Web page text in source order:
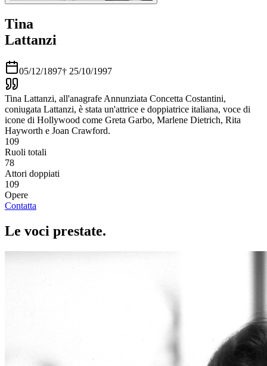
Tina
Lattanzi
05/12/1897† 25/10/1997
Tina Lattanzi, all'anagrafe Annunziata Concetta Costantini,
coniugata Lattanzi, è stata un'attrice e doppiatrice italiana, voce di
icone di Hollywood come Greta Garbo, Marlene Dietrich, Rita
Hayworth e Joan Crawford.
109
Ruoli totali
78
Attori doppiati
109
Opere
Contatta
Le voci prestate.